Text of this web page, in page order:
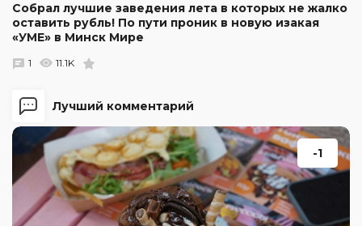
Лучший комментарий
-1
Собрал лучшие заведения лета в которых не жалко
оставить рубль! По пути проник в новую изакая
«УМЕ» в Минск Мире
1 11.1K